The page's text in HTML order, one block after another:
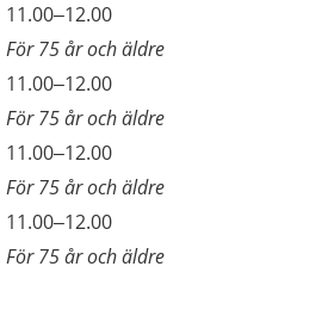
11.00–12.00
För 75 år och äldre
11.00–12.00
För 75 år och äldre
11.00–12.00
För 75 år och äldre
11.00–12.00
För 75 år och äldre